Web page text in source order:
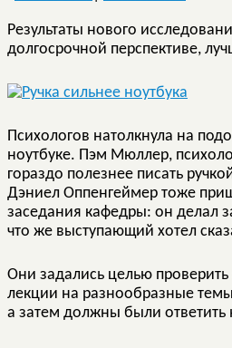
Результаты нового
долгосрочной перспективе,
Психологов натолкнула на
ноутбуке. Пэм Мюллер,
гораздо полезнее писать
Дэниел Оппенгеймер тоже
заседания кафедры: он делал
что же выступающий хотел
Они задались целью
лекции на разнообразные
а затем должны были